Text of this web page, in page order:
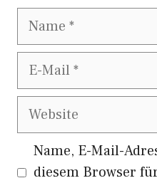
Name
E-
Website
Name, E-Mail-
diesem Browser